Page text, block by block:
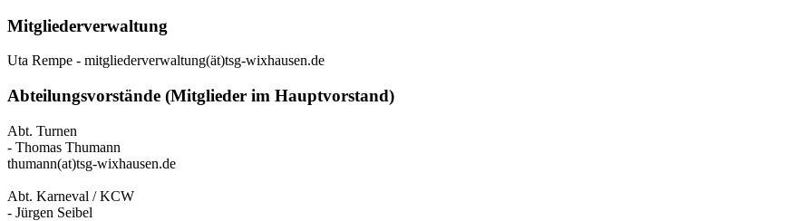
Mitgliederverwaltung
Uta Rempe - mitgliederverwaltung(ät)tsg-wixhausen.de
Abteilungsvorstände (Mitglieder im Hauptvorstand)
Abt. Turnen
- Thomas Thumann
thumann(at)tsg-wixhausen.de
Abt. Karneval / KCW
- Jürgen Seibel